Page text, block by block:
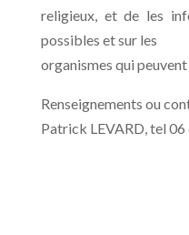
religieux, et de les
possibles et sur les
organismes qui
Renseignements ou
Patrick LEVARD, tel 06